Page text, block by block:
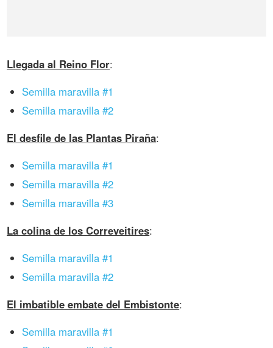
Llegada al Reino Flor:
Semilla maravilla #1
Semilla maravilla #2
El desfile de las Plantas Piraña:
Semilla maravilla #1
Semilla maravilla #2
Semilla maravilla #3
La colina de los Correveitires:
Semilla maravilla #1
Semilla maravilla #2
El imbatible embate del Embistonte:
Semilla maravilla #1